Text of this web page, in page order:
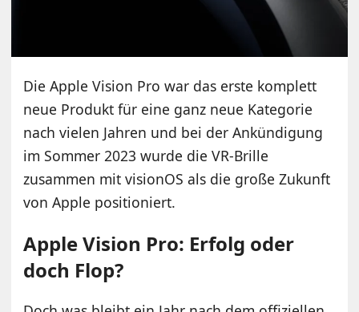
Die Apple Vision Pro war das erste komplett
neue Produkt für eine ganz neue Kategorie
nach vielen Jahren und bei der Ankündigung
im Sommer 2023 wurde die VR-Brille
zusammen mit visionOS als die große Zukunft
von Apple positioniert.
Apple Vision Pro: Erfolg oder
doch Flop?